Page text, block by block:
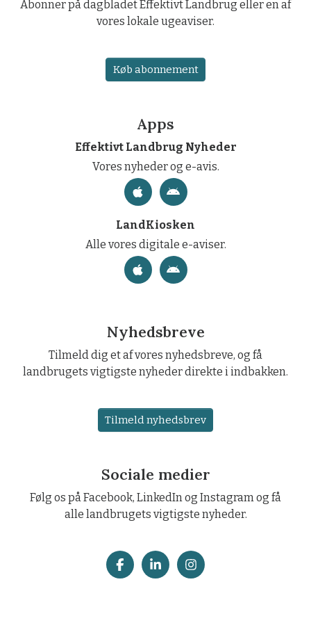
Abonner på dagbladet Effektivt Landbrug eller en af
vores lokale ugeaviser.
Køb abonnement
Apps
Effektivt Landbrug Nyheder
Vores nyheder og e-avis.
LandKiosken
Alle vores digitale e-aviser.
Nyhedsbreve
Tilmeld dig et af vores nyhedsbreve, og få
landbrugets vigtigste nyheder direkte i indbakken.
Tilmeld nyhedsbrev
Sociale medier
Følg os på Facebook, LinkedIn og Instagram og få
alle landbrugets vigtigste nyheder.